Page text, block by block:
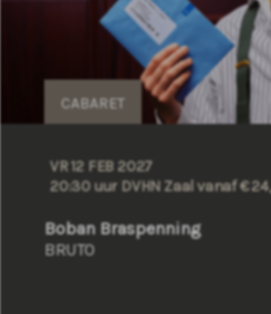
Boban Braspenning
BRUTO
CABARET
VR 12 FEB 2027
20:30 uur DVHN Zaalvanaf €